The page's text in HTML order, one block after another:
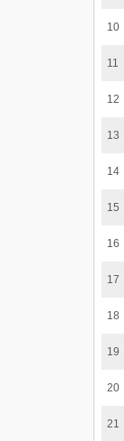
10
11
12
13
14
15
16
17
18
19
20
21